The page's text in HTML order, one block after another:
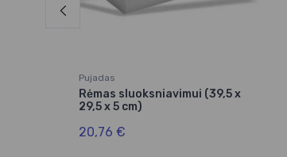
Pujadas
Rėmas sluoksniavimui (39,5 x
29,5 x 5 cm)
20,76 €